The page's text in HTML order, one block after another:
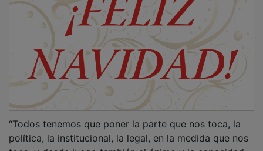
política, la institucional, la legal, en la medida que nos
toca, y desde luego también el ánimo y la capacidad